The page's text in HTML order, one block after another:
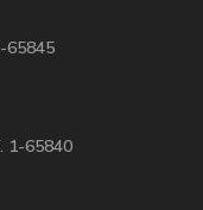
65845
1-65840